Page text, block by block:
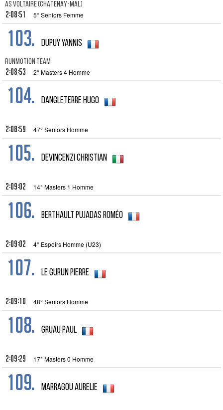
AS VOLTAIRE (CHATENAY-MAL)
2:08:51 5° Seniors Femme
103. Dupuy Yannis
RUNMOTION TEAM
2:08:53 2° Masters 4 Homme
104. Dangleterre Hugo
2:08:59 47° Seniors Homme
105. Devincenzi Christian
2:09:02 14° Masters 1 Homme
106. Berthault Pujadas Roméo
2:09:02 4° Espoirs Homme (U23)
107. Le Gurun Pierre
2:09:10 48° Seniors Homme
108. Gruau Paul
2:09:29 17° Masters 0 Homme
109. MARRAGOU AURELIE